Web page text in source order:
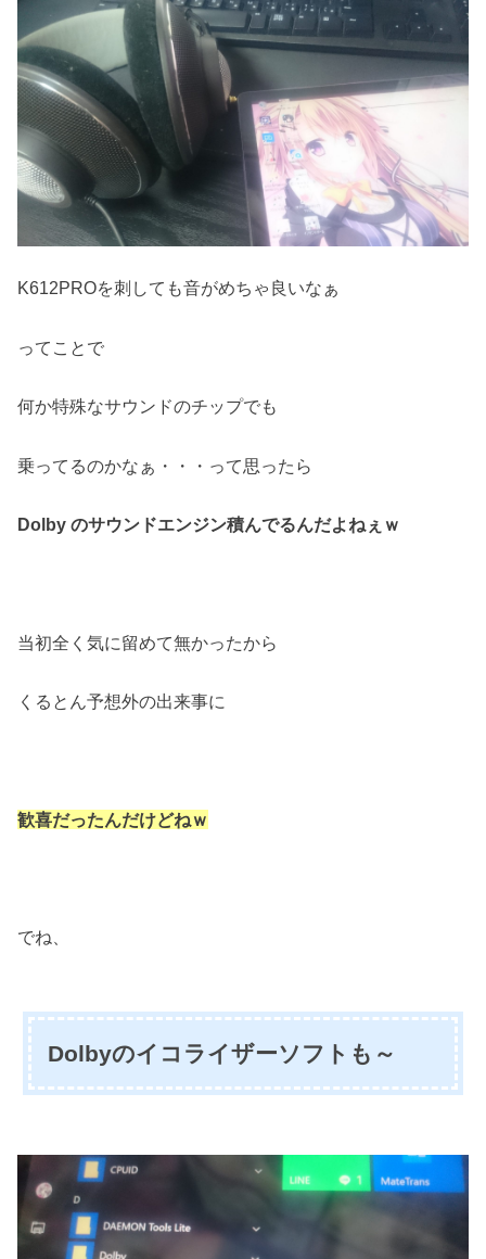
K612PROを刺しても音がめちゃ良いなぁ
ってことで
何か特殊なサウンドのチップでも
乗ってるのかなぁ・・・って思ったら
Dolby のサウンドエンジン積んでるんだよねぇｗ
当初全く気に留めて無かったから
くるとん予想外の出来事に
歓喜だったんだけどねｗ
でね、
Dolbyのイコライザーソフトも～